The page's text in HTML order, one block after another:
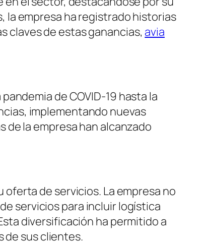
la empresa ha registrado historias
claves de estas ganancias, avia
de COVID-19 hasta la
implementando nuevas
de la empresa han alcanzado
de servicios. La empresa no
servicios para incluir logística
diversificación ha permitido a
de sus clientes.